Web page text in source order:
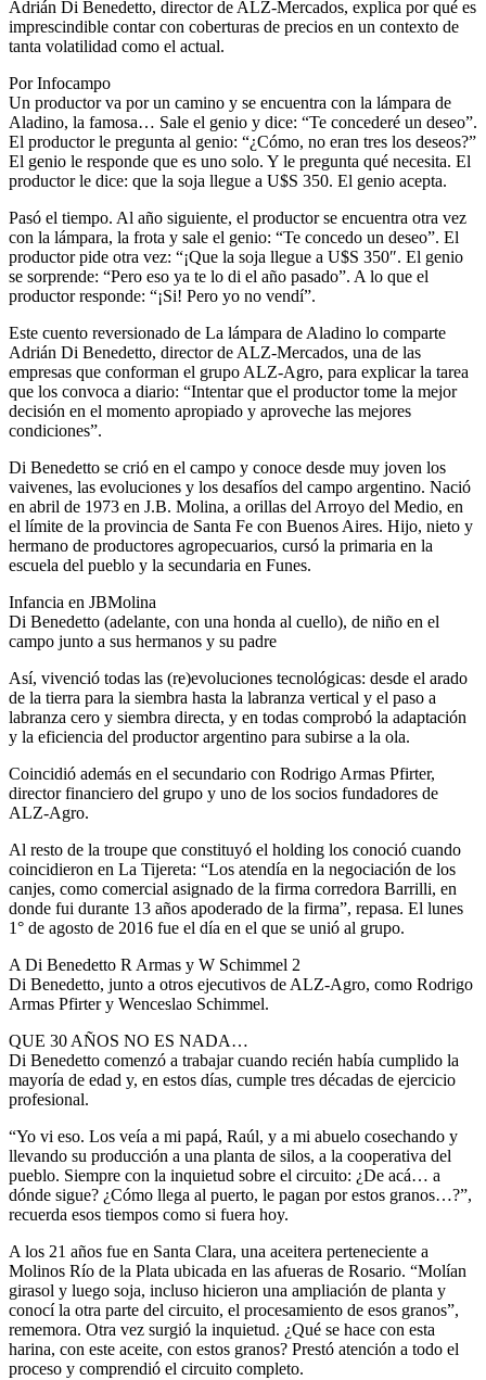
Adrián Di Benedetto, director de ALZ-Mercados, explica por qué es
imprescindible contar con coberturas de precios en un contexto de
tanta volatilidad como el actual.
Por Infocampo
Un productor va por un camino y se encuentra con la lámpara de
Aladino, la famosa… Sale el genio y dice: “Te concederé un deseo”.
El productor le pregunta al genio: “¿Cómo, no eran tres los deseos?”
El genio le responde que es uno solo. Y le pregunta qué necesita. El
productor le dice: que la soja llegue a U$S 350. El genio acepta.
Pasó el tiempo. Al año siguiente, el productor se encuentra otra vez
con la lámpara, la frota y sale el genio: “Te concedo un deseo”. El
productor pide otra vez: “¡Que la soja llegue a U$S 350″. El genio
se sorprende: “Pero eso ya te lo di el año pasado”. A lo que el
productor responde: “¡Si! Pero yo no vendí”.
Este cuento reversionado de La lámpara de Aladino lo comparte
Adrián Di Benedetto, director de ALZ-Mercados, una de las
empresas que conforman el grupo ALZ-Agro, para explicar la tarea
que los convoca a diario: “Intentar que el productor tome la mejor
decisión en el momento apropiado y aproveche las mejores
condiciones”.
Di Benedetto se crió en el campo y conoce desde muy joven los
vaivenes, las evoluciones y los desafíos del campo argentino. Nació
en abril de 1973 en J.B. Molina, a orillas del Arroyo del Medio, en
el límite de la provincia de Santa Fe con Buenos Aires. Hijo, nieto y
hermano de productores agropecuarios, cursó la primaria en la
escuela del pueblo y la secundaria en Funes.
Infancia en JBMolina
Di Benedetto (adelante, con una honda al cuello), de niño en el
campo junto a sus hermanos y su padre
Así, vivenció todas las (re)evoluciones tecnológicas: desde el arado
de la tierra para la siembra hasta la labranza vertical y el paso a
labranza cero y siembra directa, y en todas comprobó la adaptación
y la eficiencia del productor argentino para subirse a la ola.
Coincidió además en el secundario con Rodrigo Armas Pfirter,
director financiero del grupo y uno de los socios fundadores de
ALZ-Agro.
Al resto de la troupe que constituyó el holding los conoció cuando
coincidieron en La Tijereta: “Los atendía en la negociación de los
canjes, como comercial asignado de la firma corredora Barrilli, en
donde fui durante 13 años apoderado de la firma”, repasa. El lunes
1° de agosto de 2016 fue el día en el que se unió al grupo.
A Di Benedetto R Armas y W Schimmel 2
Di Benedetto, junto a otros ejecutivos de ALZ-Agro, como Rodrigo
Armas Pfirter y Wenceslao Schimmel.
QUE 30 AÑOS NO ES NADA…
Di Benedetto comenzó a trabajar cuando recién había cumplido la
mayoría de edad y, en estos días, cumple tres décadas de ejercicio
profesional.
“Yo vi eso. Los veía a mi papá, Raúl, y a mi abuelo cosechando y
llevando su producción a una planta de silos, a la cooperativa del
pueblo. Siempre con la inquietud sobre el circuito: ¿De acá… a
dónde sigue? ¿Cómo llega al puerto, le pagan por estos granos…?”,
recuerda esos tiempos como si fuera hoy.
A los 21 años fue en Santa Clara, una aceitera perteneciente a
Molinos Río de la Plata ubicada en las afueras de Rosario. “Molían
girasol y luego soja, incluso hicieron una ampliación de planta y
conocí la otra parte del circuito, el procesamiento de esos granos”,
rememora. Otra vez surgió la inquietud. ¿Qué se hace con esta
harina, con este aceite, con estos granos? Prestó atención a todo el
proceso y comprendió el circuito completo.